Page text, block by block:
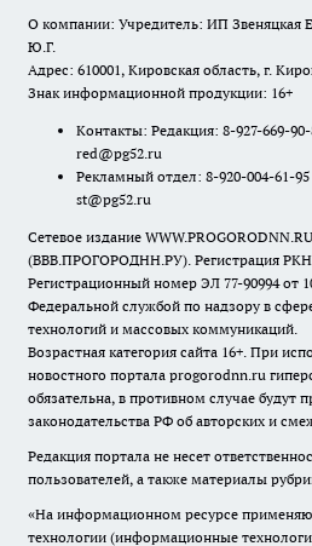
О компании: Учредитель: ИП Звеняцкая
Ю.Г.
Адрес: 610001, Кировская область, г.
Знак информационной продукции: 16+
Контакты: Редакция: 8-927-669-
red@pg52.ru
Рекламный отдел: 8-920-004-61-
st@pg52.ru
Сетевое издание WWW.PROGORODNN.RU
(ВВВ.ПРОГОРОДНН.РУ). Регистрация
Регистрационный номер ЭЛ 77-90994 от
Федеральной службой по надзору в
технологий и массовых коммуникаций.
Возрастная категория сайта 16+. При
новостного портала progorodnn.ru
обязательна, в противном случае будут
законодательства РФ об авторских и
Редакция портала не несет
пользователей, а также материалы
«На информационном ресурсе
технологии (информационные